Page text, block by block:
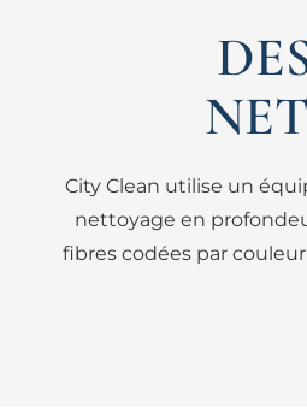
City Clean utilise un
nettoyage en
fibres codées par